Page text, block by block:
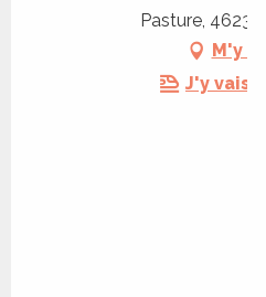
Pasture,
M'y
J'y vais